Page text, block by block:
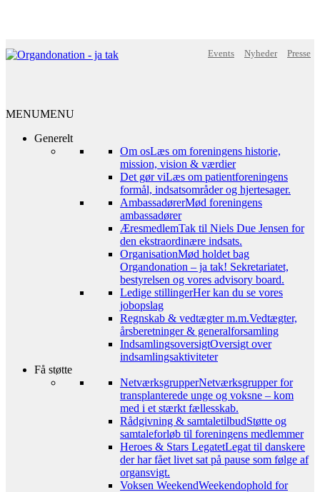
Events Nyheder Presse
MENUMENU
Generelt
Om osLæs om foreningens historie,
mission, vision & værdier
Det gør viLæs om patientforeningens
formål, indsatsområder og hjertesager.
AmbassadørerMød foreningens
ambassadører
ÆresmedlemTak til Niels Due Jensen for
den ekstraordinære indsats.
OrganisationMød holdet bag
Organdonation – ja tak! Sekretariatet,
bestyrelsen og vores advisory board.
Ledige stillingerHer kan du se vores
jobopslag
Regnskab & vedtægter m.m.Vedtægter,
årsberetninger & generalforsamling
IndsamlingsoversigtOversigt over
indsamlingsaktiviteter
Få støtte
NetværksgrupperNetværksgrupper for
transplanterede unge og voksne – kom
med i et stærkt fællesskab.
Rådgivning & samtaletilbudStøtte og
samtaleforløb til foreningens medlemmer
Heroes & Stars LegatetLegat til danskere
der har fået livet sat på pause som følge af
organsvigt.
Voksen WeekendWeekendophold for